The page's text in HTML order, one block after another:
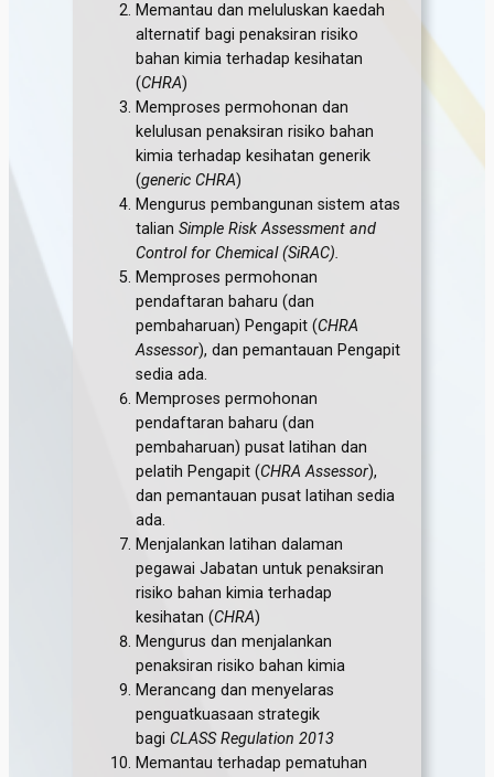
Memantau dan meluluskan kaedah
alternatif bagi penaksiran risiko
bahan kimia terhadap kesihatan
(CHRA)
Memproses permohonan dan
kelulusan penaksiran risiko bahan
kimia terhadap kesihatan generik
(generic CHRA)
Mengurus pembangunan sistem atas
talianSimple Risk Assessment and
Control for Chemical (SiRAC).
Memproses permohonan
pendaftaran baharu (dan
pembaharuan) Pengapit (CHRA
Assessor), dan pemantauan Pengapit
sedia ada.
Memproses permohonan
pendaftaran baharu (dan
pembaharuan) pusat latihan dan
pelatih Pengapit (CHRA Assessor),
dan pemantauan pusat latihan sedia
ada.
Menjalankan latihan dalaman
pegawai Jabatan untuk penaksiran
risiko bahan kimia terhadap
kesihatan (CHRA)
Mengurus dan menjalankan
penaksiran risiko bahan kimia
Merancang dan menyelaras
penguatkuasaan strategik
bagiCLASS Regulation 2013
Memantau terhadap pematuhan